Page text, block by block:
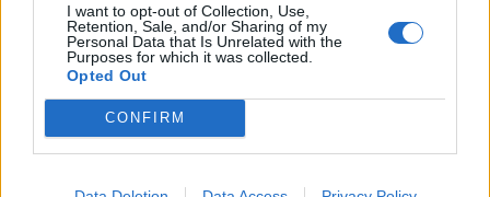
I want to opt-out of Collection, Use,
Retention, Sale, and/or Sharing of my
Personal Data that Is Unrelated with the
Purposes for which it was collected.
Opted Out
CONFIRM